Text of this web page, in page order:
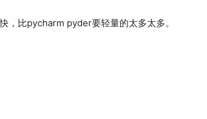
，比pycharm pyder要轻量的太多太多。